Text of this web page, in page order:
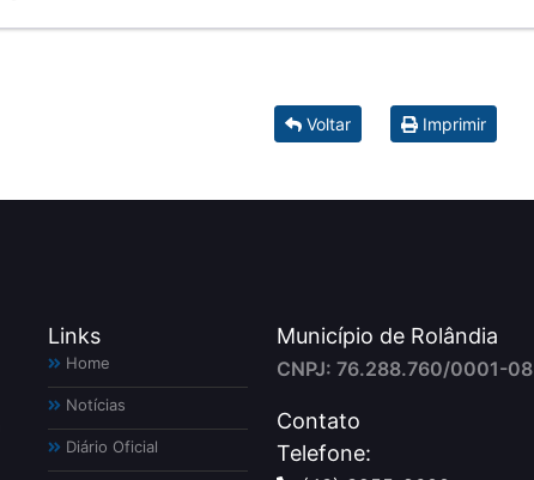
Voltar Imprimir
Links
Home
Notícias
Diário Oficial
Município de Rolândia
CNPJ: 76.288.760/0001-08
Contato
Telefone: